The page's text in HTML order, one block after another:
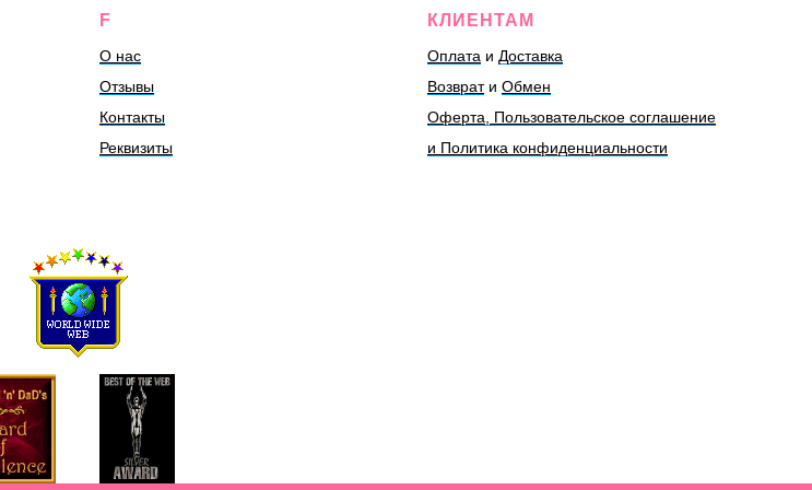
F
О нас
Отзывы
Контакты
Реквизиты
КЛИЕНТАМ
Оплата и Доставка
Возврати Обмен
Оферта, Пользовательское соглашение
и Политика конфиденциальности